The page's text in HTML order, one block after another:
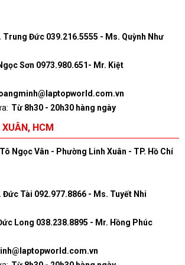
Trung Đức 039.216.5555 - Ms. Quỳnh Như
Sơn 0973.980.651- Mr. Kiệt
Từ 8h30 - 20h30 hàng ngày
XUÂN, HCM
Ngọc Vân - Phường Linh Xuân - TP. Hồ Chí
Đức Tài 092.977.8866 - Ms. Tuyết Nhi
Long 038.238.8895 - Mr. Hồng Phúc